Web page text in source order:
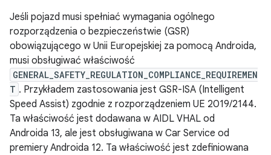
Jeśli pojazd musi spełniać wymagania ogólnego
rozporządzenia o bezpieczeństwie (GSR)
obowiązującego w Unii Europejskiej za pomocą Androida,
musi obsługiwać właściwość
GENERAL_SAFETY_REGULATION_COMPLIANCE_REQUIREMEN
T . Przykładem zastosowania jest GSR-ISA (Intelligent
Speed Assist) zgodnie z rozporządzeniem UE 2019/2144.
Ta właściwość jest dodawana w AIDL VHAL od
Androida 13, ale jest obsługiwana w Car Service od
premiery Androida 12. Ta właściwość jest zdefiniowana